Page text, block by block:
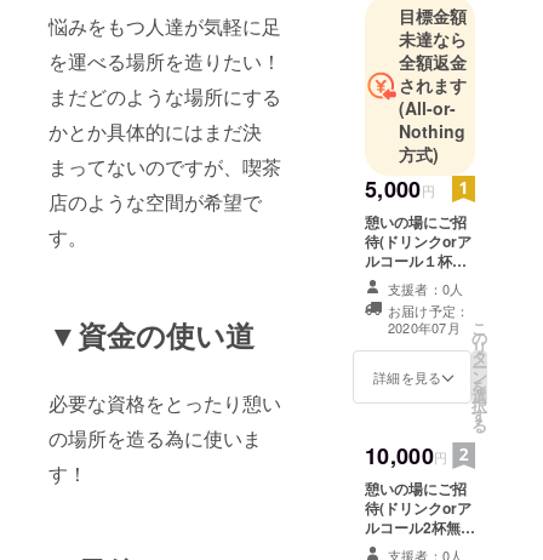
悩みをもつ人達が気軽に足
を運べる場所を造りたい！
まだどのような場所にする
かとか具体的にはまだ決
まってないのですが、喫茶
店のような空間が希望で
す。
▼資金の使い道
必要な資格をとったり憩い
の場所を造る為に使いま
す！
きてるかは
分かりませ
んが、皆母
思いの優し
い子達で
す。
目標金額
未達なら
全額返金
されます
(All-or-
Nothing
方式)
5,000円
憩いの場にご招
待(ドリンクorア
ルコール１杯無
料とお食事券)
支援者：0人
お届け予定：
2020年07月
詳細を見る
こ
の
リ
タ
ー
ン
を
選
択
す
る
10,000円
憩いの場にご招
待(ドリンクorア
ルコール2杯無料
とお食事券)
支援者：0人